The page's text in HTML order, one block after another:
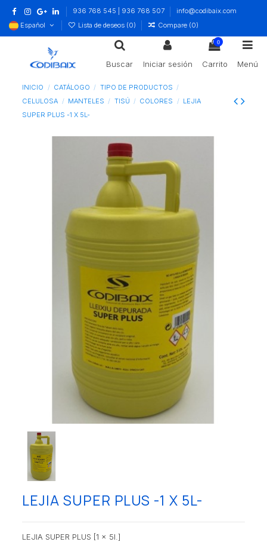
936 768 545 | 936 768 507
info@codibaix.com
Español
Lista de deseos (0) Compare (0)
Buscar Iniciar sesión
0
Carrito Menú
INICIO CATÁLOGO
TIPO DE PRODUCTOS
CELULOSA
MANTELES TISÚ COLORES
LEJIA
SUPER PLUS -1 X 5L-
LEJIA SUPER PLUS -1 X 5L-
LEJIA SUPER PLUS [1 x 5l.]